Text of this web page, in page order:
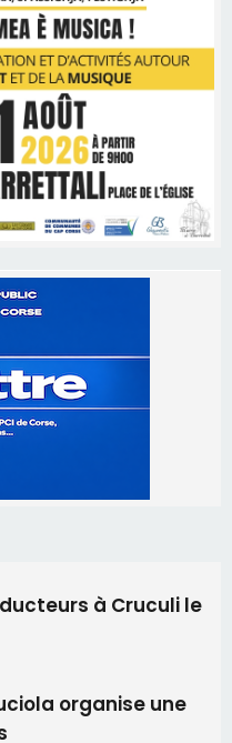
à Cruculi le
organise une
au stade de San
Marie et